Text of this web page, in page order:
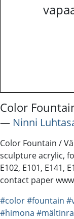
Color
― Ninni
Color Fountain /
sculpture acrylic,
E102, E101, E141,
contact paper
#color#fountain
#himona